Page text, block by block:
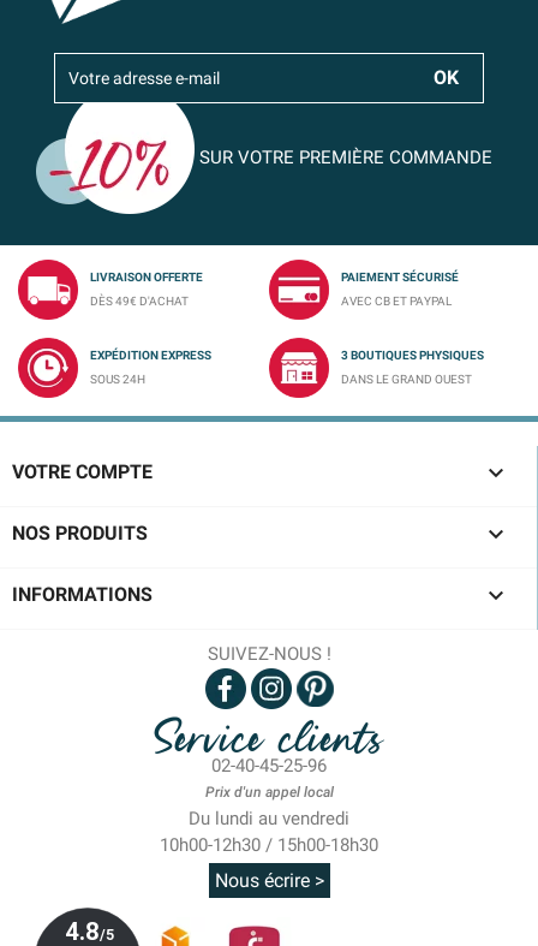
SUR VOTRE PREMIÈRE COMMANDE
LIVRAISON OFFERTE
DÈS 49€ D'ACHAT
PAIEMENT SÉCURISÉ
AVEC CB ET PAYPAL
EXPÉDITION EXPRESS
SOUS 24H
3 BOUTIQUES PHYSIQUES
DANS LE GRAND OUEST
VOTRE COMPTE 
NOS PRODUITS 
INFORMATIONS 
SUIVEZ-NOUS !
Service clients
02-40-45-25-96
Prix d'un appel local
Du lundi au vendredi
10h00-12h30 / 15h00-18h30
Nous écrire >